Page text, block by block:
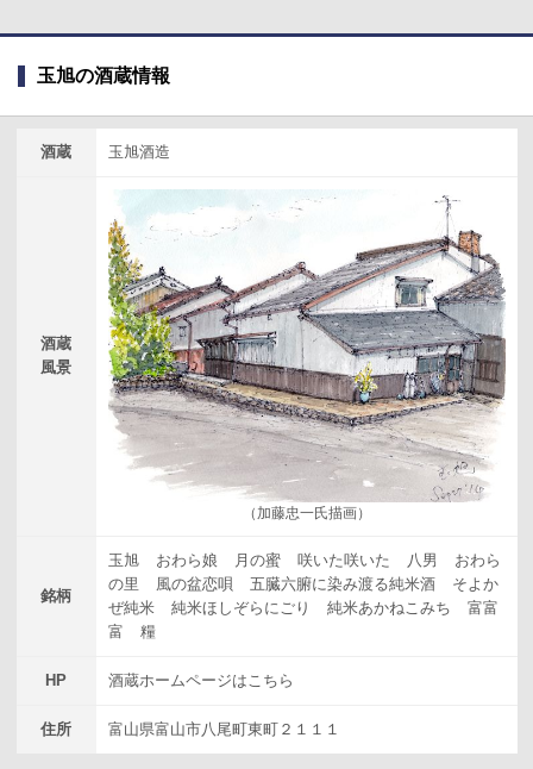
玉旭の酒蔵情報
酒蔵 玉旭酒造
酒蔵
風景
（加藤忠一氏描画）
銘柄
玉旭 おわら娘 月の蜜 咲いた咲いた 八男
おわら
の里
風の盆恋唄 五臓六腑に染み渡る純米酒
そよか
ぜ純米
純米ほしぞらにごり 純米あかねこみち
富富
富
糧
HP 酒蔵ホームページはこちら
住所 富山県富山市八尾町東町２１１１